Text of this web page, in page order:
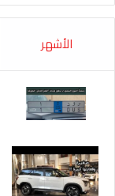
الأشهر